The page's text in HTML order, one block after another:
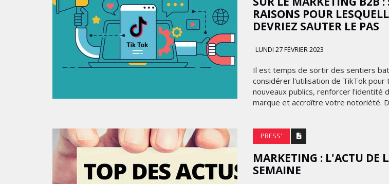
RAISONS POUR
DEVRIEZ SAUTER LE PAS
LUNDI 27 FÉVRIER 2023
Il est temps de sortir des sentiers
considérer l'utilisation de TikTok pour
nouveaux publics, renforcer l'identité
marque et accroître votre notoriété.
PRESS'
MARKETING : L'ACTU DE
SEMAINE